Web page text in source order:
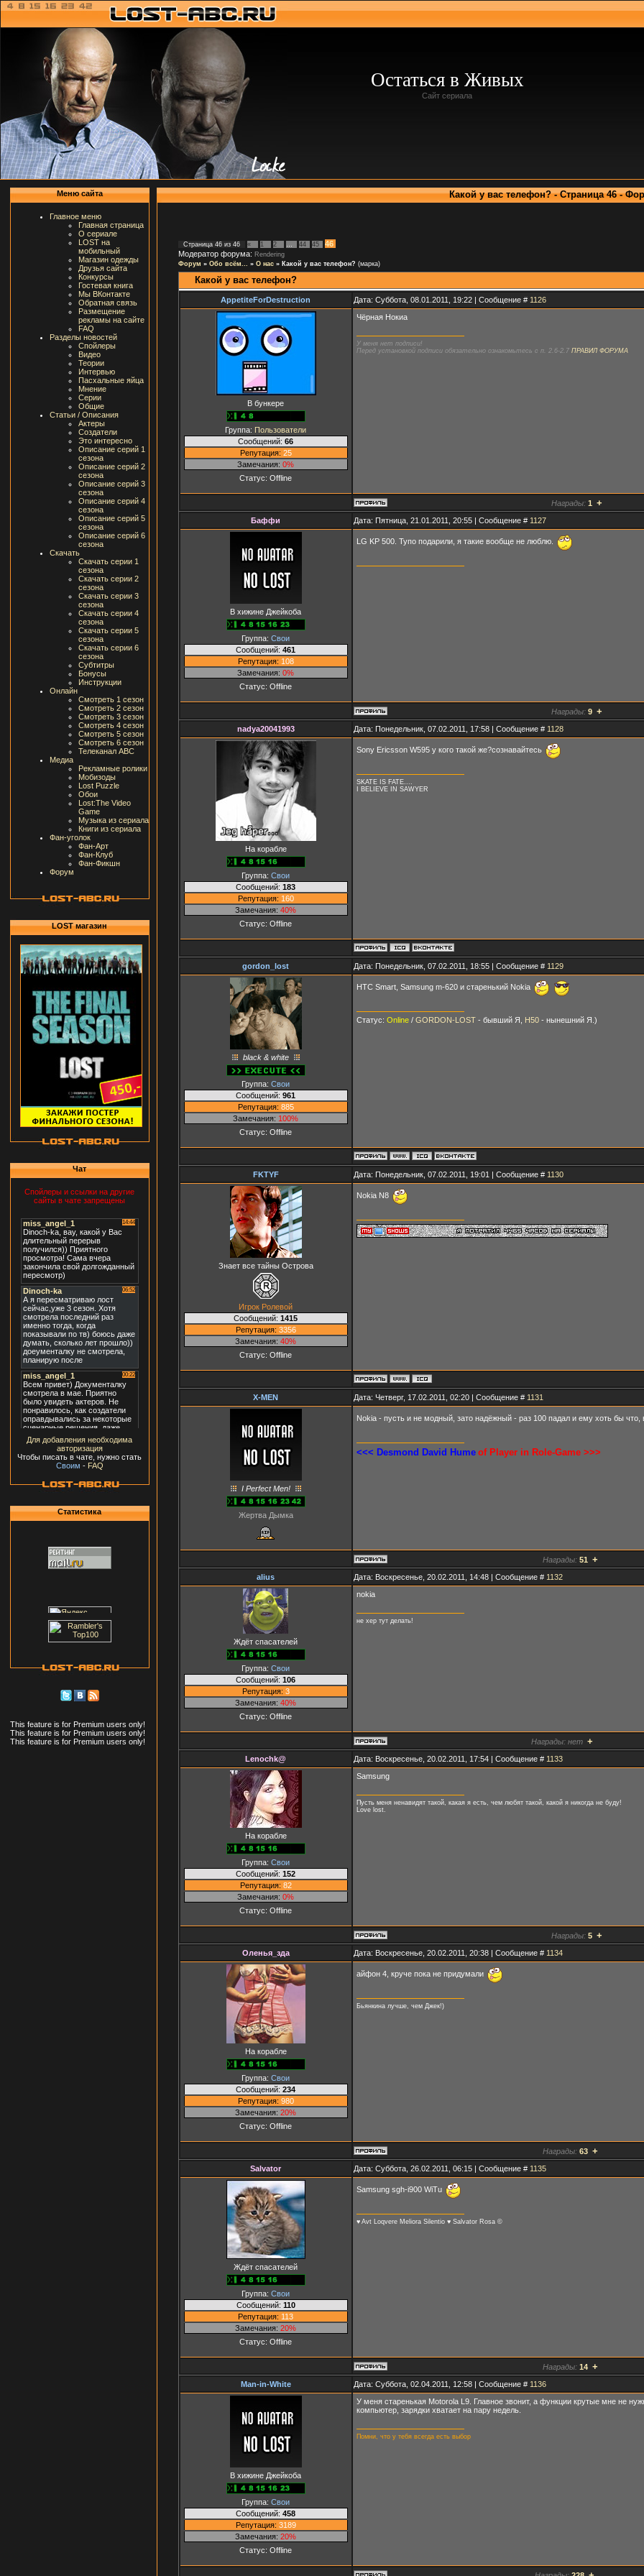
Остаться в Живых
Сайт сериала
Меню сайта
Главное меню
Главная страница
О сериале
LOST на
мобильный
Магазин одежды
Друзья сайта
Конкурсы
Гостевая книга
Мы ВКонтакте
Обратная связь
Размещение
рекламы на сайте
FAQ
Разделы новостей
Спойлеры
Видео
Теории
Интервью
Пасхальные яйца
Мнение
Серии
Общие
Статьи / Описания
Актеры
Создатели
Это интересно
Описание серий 1
сезона
Описание серий 2
сезона
Описание серий 3
сезона
Описание серий 4
сезона
Описание серий 5
сезона
Описание серий 6
сезона
Скачать
Скачать серии 1
сезона
Скачать серии 2
сезона
Скачать серии 3
сезона
Скачать серии 4
сезона
Скачать серии 5
сезона
Скачать серии 6
сезона
Субтитры
Бонусы
Инструкции
Онлайн
Смотреть 1 сезон
Смотреть 2 сезон
Смотреть 3 сезон
Смотреть 4 сезон
Смотреть 5 сезон
Смотреть 6 сезон
Телеканал ABC
Медиа
Рекламные ролики
Мобизоды
Lost Puzzle
Обои
Lost:The Video
Game
Музыка из сериала
Книги из сериала
Фан-уголок
Фан-Арт
Фан-Клуб
Фан-Фикшн
Форум
LOST магазин
Чат
Спойлеры и ссылки на другие
сайты в чате запрещены
Для добавления необходима
авторизация
Чтобы писать в чате, нужно стать
Своим - FAQ
Статистика
This feature is for Premium users only!
This feature is for Premium users only!
This feature is for Premium users only!
Какой у вас телефон? - Страница 46 -
Страница 46из 46 « 1 2 44 45
46
Модератор форума: Rendering
Форум » Обо всём... » О нас » Какой у вас телефон? (марка)
Какой у вас телефон?
AppetiteForDestruction Дата: Суббота, 08.01.2011, 19:22 | Сообщение # 1126
В бункере
Группа: Пользователи
Сообщений: 66
Репутация: 25
Замечания: 0%
Статус: Offline
Чёрная Нокиа
У меня нет подписи!
Перед установкой подписи обязательно ознакомьтесь с п. 2.6-2.7 ПРАВИЛ ФОРУМА
Награды: 1 +
Баффи Дата: Пятница, 21.01.2011, 20:55 | Сообщение # 1127
В хижине Джейкоба
Группа: Свои
Сообщений: 461
Репутация: 108
Замечания: 0%
Статус: Offline
LG KP 500. Тупо подарили, я такие вообще не люблю.
Награды: 9 +
nadya20041993 Дата: Понедельник, 07.02.2011, 17:58 | Сообщение # 1128
На корабле
Группа: Свои
Сообщений: 183
Репутация: 160
Замечания: 40%
Статус: Offline
Sony Ericsson W595 у кого такой же?сознавайтесь
SKATE IS FATE....
I BELIEVE IN SAWYER
gordon_lost Дата: Понедельник, 07.02.2011, 18:55 | Сообщение # 1129
black & white
Группа: Свои
Сообщений: 961
Репутация: 885
Замечания: 100%
Статус: Offline
HTC Smart, Samsung m-620 и старенький Nokia
Статус: Online/ GORDON-LOST- бывший Я, H50- нынешний Я.)
FKTYF Дата: Понедельник, 07.02.2011, 19:01 | Сообщение # 1130
Знает все тайны Острова
Игрок Ролевой
Сообщений: 1415
Репутация: 3356
Замечания: 40%
Статус: Offline
Nokia N8
X-MEN Дата: Четверг, 17.02.2011, 02:20 | Сообщение # 1131
I Perfect Men!
Жертва Дымка
Nokia - пусть и не модный, зато надёжный - раз 100 падал и ему хоть бы что,
<<< Desmond David Hume of Player in Role-Game >>>
Награды: 51 +
alius Дата: Воскресенье, 20.02.2011, 14:48 | Сообщение # 1132
Ждёт спасателей
Группа: Свои
Сообщений: 106
Репутация: 3
Замечания: 40%
Статус: Offline
nokia
не хер тут делать!
Награды: нет +
Lenochk@ Дата: Воскресенье, 20.02.2011, 17:54 | Сообщение # 1133
На корабле
Группа: Свои
Сообщений: 152
Репутация: 82
Замечания: 0%
Статус: Offline
Samsung
Пусть меня ненавидят такой, какая я есть, чем любят такой, какой я никогда не буду!
Love lost.
Награды: 5 +
Оленья_зда Дата: Воскресенье, 20.02.2011, 20:38 | Сообщение # 1134
На корабле
Группа: Свои
Сообщений: 234
Репутация: 980
Замечания: 20%
Статус: Offline
айфон 4, круче пока не придумали
Бьянкина лучше, чем Джек!)
Награды: 63 +
Salvator Дата: Суббота, 26.02.2011, 06:15 | Сообщение # 1135
Ждёт спасателей
Группа: Свои
Сообщений: 110
Репутация: 113
Замечания: 20%
Статус: Offline
Samsung sgh-i900 WiTu
♥ Avt Loqvere Meliora Silentio ♥ Salvator Rosa ©
Награды: 14 +
Man-in-White Дата: Суббота, 02.04.2011, 12:58 | Сообщение # 1136
В хижине Джейкоба
Группа: Свои
Сообщений: 458
Репутация: 3189
Замечания: 20%
Статус: Offline
У меня старенькая Motorola L9. Главное звонит, а функции крутые мне не
компьютер, зарядки хватает на пару недель.
Помни, что у тебя всегда есть выбор